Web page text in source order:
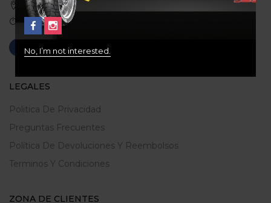
No, I’m not interested.
Medellin, Colombia
Correo: gerencia@ridershouse.co
LEGALES
Politica De Privacidad
Preguntas Frecuentes
Política De Devoluciones Y Reembolsos
Terminos Y Condiciones
ZONA DE CLIENTES